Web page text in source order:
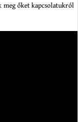
meg őket kapcsolatukról